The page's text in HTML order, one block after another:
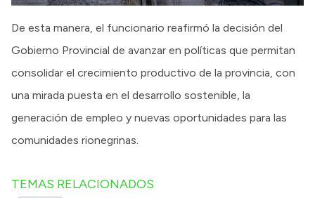
De esta manera, el funcionario reafirmó la decisión del
Gobierno Provincial de avanzar en políticas que permitan
consolidar el crecimiento productivo de la provincia, con
una mirada puesta en el desarrollo sostenible, la
generación de empleo y nuevas oportunidades para las
comunidades rionegrinas.
TEMAS RELACIONADOS